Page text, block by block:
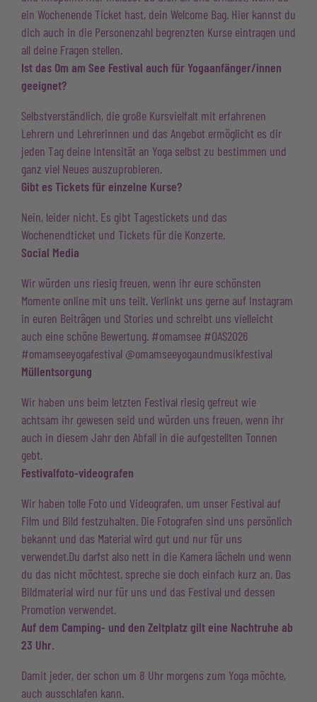
ein Wochenende Ticket hast, dein Welcome Bag. Hier kannst du
dich auch in die Personenzahl begrenzten Kurse eintragen und
all deine Fragen stellen.
Ist das Om am See Festival auch für Yogaanfänger/innen
geeignet?
Selbstverständlich, die große Kursvielfalt mit erfahrenen
Lehrern und Lehrerinnen und das Angebot ermöglicht es dir
jeden Tag deine Intensität an Yoga selbst zu bestimmen und
ganz viel Neues auszuprobieren.
Gibt es Tickets für einzelne Kurse?
Nein, leider nicht. Es gibt Tagestickets und das
Wochenendticket und Tickets für die Konzerte.
Social Media
Wir würden uns riesig freuen, wenn ihr eure schönsten
Momente online mit uns teilt. Verlinkt uns gerne auf Instagram
in euren Beiträgen und Stories und schreibt uns vielleicht
auch eine schöne Bewertung. #omamsee #OAS2026
#omamseeyogafestival @omamseeyogaundmusikfestival
Müllentsorgung
Wir haben uns beim letzten Festival riesig gefreut wie
achtsam ihr gewesen seid und würden uns freuen, wenn ihr
auch in diesem Jahr den Abfall in die aufgestellten Tonnen
gebt.
Festivalfoto-videografen
Wir haben tolle Foto und Videografen, um unser Festival auf
Film und Bild festzuhalten. Die Fotografen sind uns persönlich
bekannt und das Material wird gut und nur für uns
verwendet.Du darfst also nett in die Kamera lächeln und wenn
du das nicht möchtest, spreche sie doch einfach kurz an. Das
Bildmaterial wird nur für uns und das Festival und dessen
Promotion verwendet.
Auf dem Camping- und den Zeltplatz gilt eine Nachtruhe ab
23 Uhr.
Damit jeder, der schon um 8 Uhr morgens zum Yoga möchte,
auch ausschlafen kann.